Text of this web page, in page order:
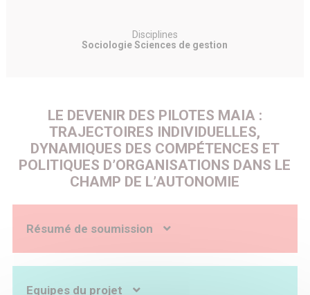
Disciplines
Sociologie Sciences de gestion
LE DEVENIR DES PILOTES MAIA :
TRAJECTOIRES INDIVIDUELLES,
DYNAMIQUES DES COMPÉTENCES ET
POLITIQUES D’ORGANISATIONS DANS LE
CHAMP DE L’AUTONOMIE
Résumé de soumission
Contexte. Dans le cadre du plan Alzheimer 2008-2012, un
Méthode d’action pour l’intégration des services d’aide et
Equipes du projet